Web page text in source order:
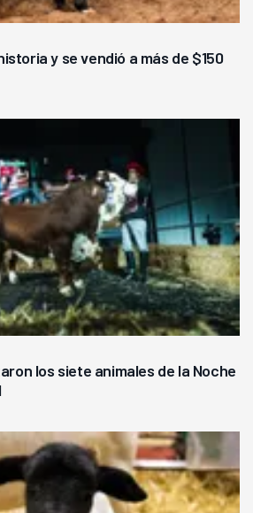
y se vendió a más de $150
los siete animales de la Noche